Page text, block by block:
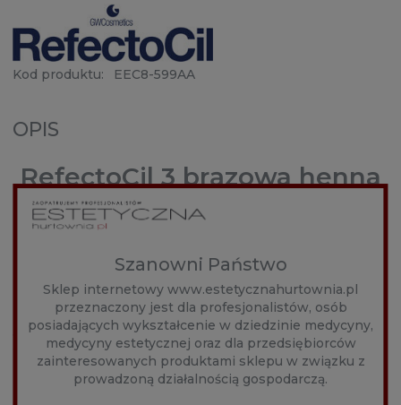
Kod produktu: EEC8-599AA
OPIS
RefectoCil 3 brązowa henna
do brwi i rzęs
Naturalny brąz – stwórz naturalny wygląd brunetki z
henną RefectoCil.
RefectoCil Natural Brown Nr 3 to naturalny, ale mocny i
wszechstronny kolor brazu.
Wzbogać każdy styl ciemnej i średniej brunetki w
naturalny sposób – dzięki profesjonalnej hennie brwi i
rzęs RefectoCil.
Szanowni Państwo
Sklep internetowy www.estetycznahurtownia.pl
przeznaczony jest dla profesjonalistów, osób
posiadających wykształcenie w dziedzinie medycyny,
medycyny estetycznej oraz dla przedsiębiorców
zainteresowanych produktami sklepu w związku z
prowadzoną działalnością gospodarczą.